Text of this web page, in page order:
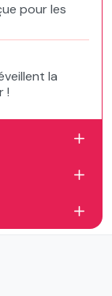
pour les
la
!